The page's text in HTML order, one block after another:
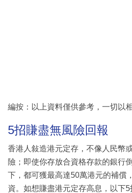
編按：以上資料僅供參考，一切以
5招賺盡無風險回報
香港人敍造港元定存，不像人民幣
險；即使你存放合資格存款的銀行
下，都可獲最高達50萬港元的補償
資。如想賺盡港元定存高息，以下5